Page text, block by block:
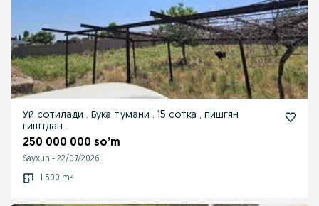
Уй сотилади . Бука тумани . 15 сотка , пишгян
гиштдан .
250 000 000 so’m
Sayxun - 22/07/2026
1 500 m²